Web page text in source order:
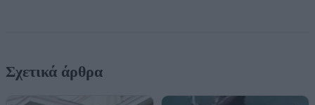
Σχετικά άρθρα